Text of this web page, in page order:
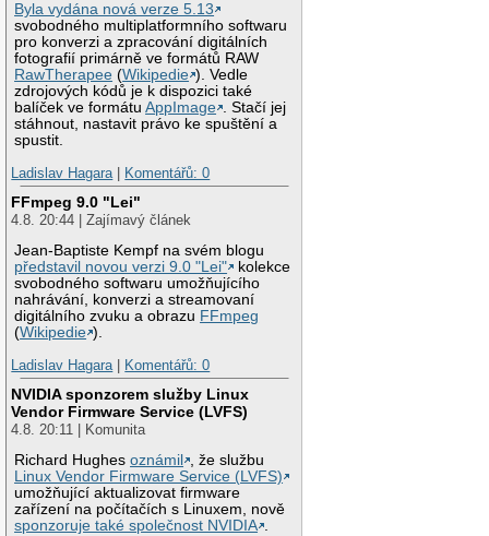
Byla vydána nová verze 5.13
svobodného multiplatformního softwaru
pro konverzi a zpracování digitálních
fotografií primárně ve formátů RAW
RawTherapee (Wikipedie ). Vedle
zdrojových kódů je k dispozici také
balíček ve formátuAppImage . Stačí jej
stáhnout, nastavit právo ke spuštění a
spustit.
Ladislav Hagara| Komentářů: 0
FFmpeg 9.0 "Lei"
4.8. 20:44 | Zajímavý článek
Jean-Baptiste Kempf na svém blogu
představil novou verzi 9.0 "Lei"
kolekce
svobodného softwaru umožňujícího
nahrávání, konverzi a streamovaní
digitálního zvuku a obrazu FFmpeg
(Wikipedie ).
Ladislav Hagara| Komentářů: 0
NVIDIA sponzorem služby Linux
Vendor Firmware Service (LVFS)
4.8. 20:11 | Komunita
Richard Hughesoznámil
, že službu
Linux Vendor Firmware Service (LVFS)
umožňující aktualizovat firmware
zařízení na počítačích s Linuxem, nově
sponzoruje také společnost NVIDIA .